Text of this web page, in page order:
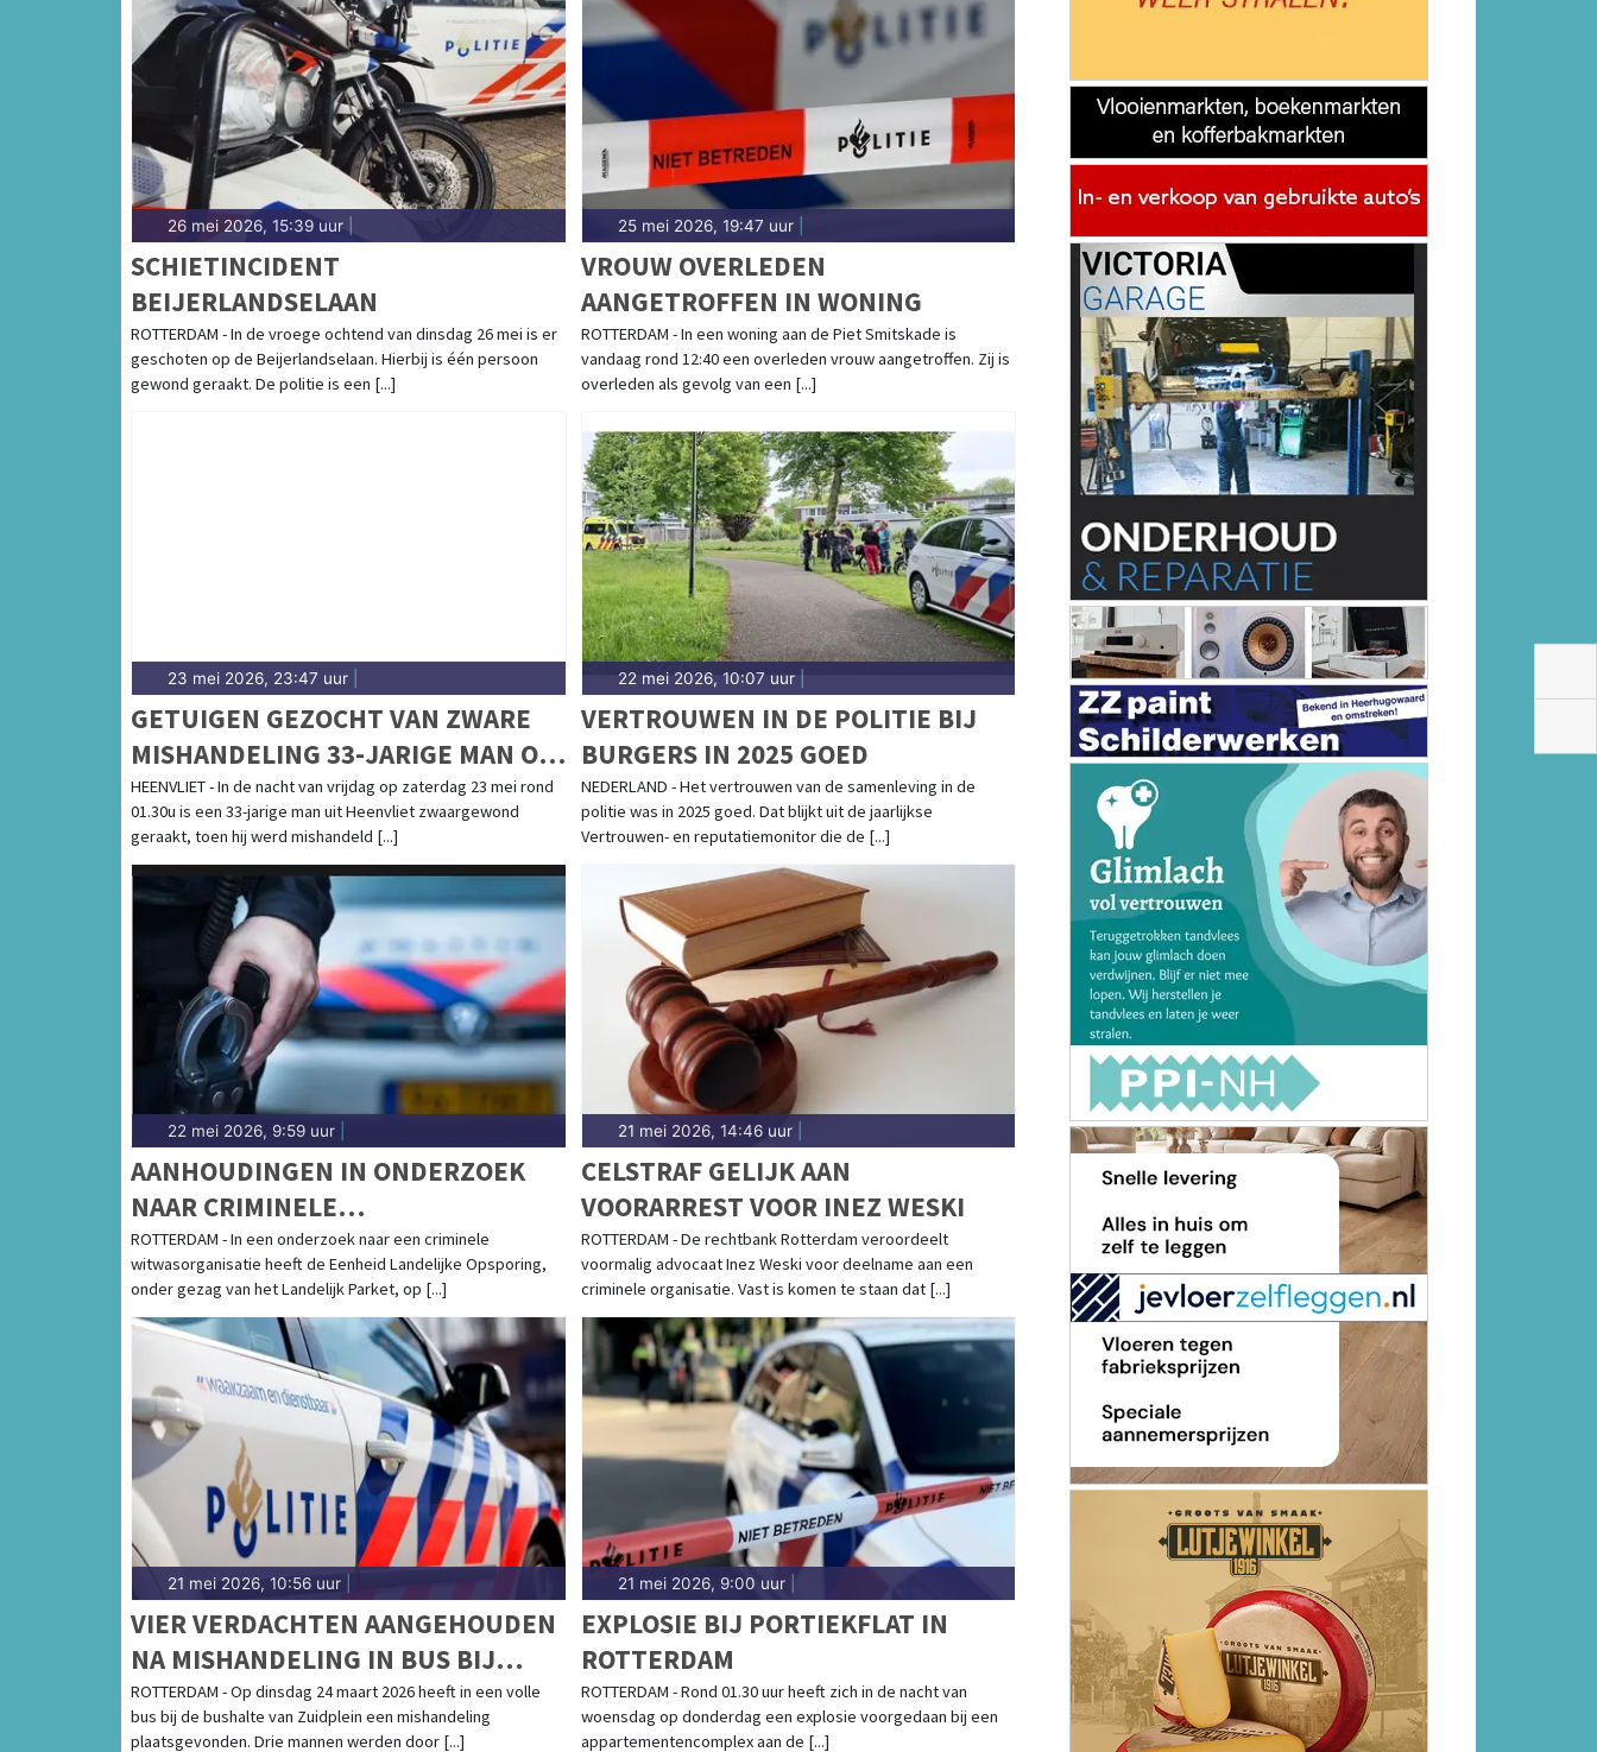
26 mei 2026, 15:39 uur
SCHIETINCIDENT
BEIJERLANDSELAAN
ROTTERDAM - In de vroege ochtend van dinsdag 26 mei is er
geschoten op de Beijerlandselaan. Hierbij is één persoon
gewond geraakt. De politie is een [...]
25 mei 2026, 19:47 uur|
VROUW OVERLEDEN
AANGETROFFEN IN WONING
ROTTERDAM - In een woning aan de Piet Smitskade is
vandaag rond 12:40 een overleden vrouw aangetroffen. Zij is
overleden als gevolg van een [...]
23 mei 2026, 23:47 uur
GETUIGEN GEZOCHT VAN ZWARE
MISHANDELING 33-JARIGE MAN OP
PAARDENMARKT HEENVLIET
HEENVLIET - In de nacht van vrijdag op zaterdag 23 mei rond
01.30u is een 33-jarige man uit Heenvliet zwaargewond
geraakt, toen hij werd mishandeld [...]
22 mei 2026, 10:07 uur|
VERTROUWEN IN DE POLITIE BIJ
BURGERS IN 2025 GOED
NEDERLAND - Het vertrouwen van de samenleving in de
politie was in 2025 goed. Dat blijkt uit de jaarlijkse
Vertrouwen- en reputatiemonitor die de [...]
22 mei 2026, 9:59 uur
AANHOUDINGEN IN ONDERZOEK
NAAR CRIMINELE
WITWASORGANISATIE
ROTTERDAM - In een onderzoek naar een criminele
witwasorganisatie heeft de Eenheid Landelijke Opsporing,
onder gezag van het Landelijk Parket, op [...]
21 mei 2026, 14:46 uur|
CELSTRAF GELIJK AAN
VOORARREST VOOR INEZ WESKI
ROTTERDAM - De rechtbank Rotterdam veroordeelt
voormalig advocaat Inez Weski voor deelname aan een
criminele organisatie. Vast is komen te staan dat [...]
21 mei 2026, 10:56 uur
VIER VERDACHTEN AANGEHOUDEN
NA MISHANDELING IN BUS BIJ
ZUIDPLEIN
ROTTERDAM - Op dinsdag 24 maart 2026 heeft in een volle
bus bij de bushalte van Zuidplein een mishandeling
plaatsgevonden. Drie mannen werden door [...]
21 mei 2026, 9:00 uur|
EXPLOSIE BIJ PORTIEKFLAT IN
ROTTERDAM
ROTTERDAM - Rond 01.30 uur heeft zich in de nacht van
woensdag op donderdag een explosie voorgedaan bij een
appartementencomplex aan de [...]